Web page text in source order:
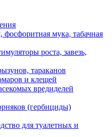
фосфоритная мука, табачная
роста, завезь,
тараканов
и клещей
вредиделей
(гербициды)
для туалетных и